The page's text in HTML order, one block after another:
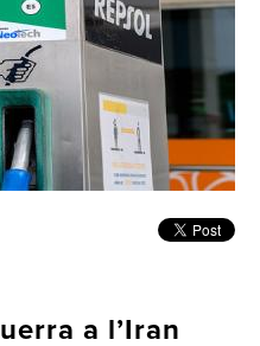
a l’Iran